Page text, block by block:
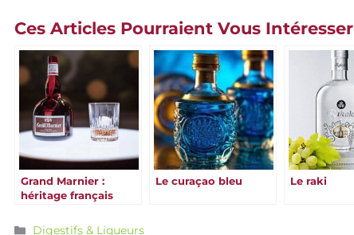
Ces Articles Pourraient Vous Intéresser
Grand Marnier :
héritage français
traditions
Le curaçao bleu Le raki
Catégories
Digestifs & Liqueurs